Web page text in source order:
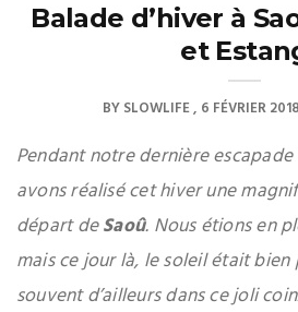
Balade d’hiver à
et
BYSLOWLIFE 6 FÉVRIER 2018
Pendant notre dernière
avons réalisé cet hiver une
départ deSaoû. Nous étions en
mais ce jour là, le soleil était bien
souvent d’ailleurs dans ce joli